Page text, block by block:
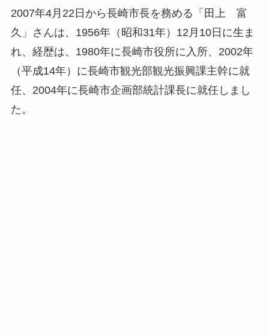
2007年4月22日から長崎市長を務める「田上 富
久」さんは、1956年（昭和31年）12月10日に生ま
れ、経歴は、1980年に長崎市役所に入所、2002年
（平成14年）に長崎市観光部観光振興課主幹に就
任、2004年に長崎市企画部統計課長に就任しまし
た。